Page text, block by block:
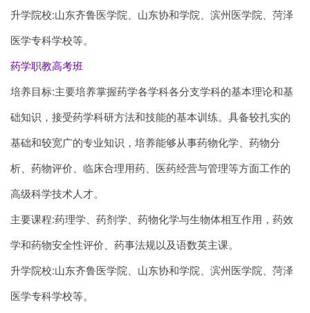
升学院校:山东齐鲁医学院、山东协和学院、滨州医学院、菏泽
医学专科学校等。
药学职教高考班
培养目标:主要培养掌握药学各学科各分支学科的基本理论和基
础知识，接受药学科研方法和技能的基本训练。具备较扎实的
基础和较宽广的专业知识，培养能够从事药物化学、药物分
析、药物评价、临床合理用药、医药经营与管理等方面工作的
高级科学技术人才。
主要课程:药理学、药剂学、药物化学与生物体相互作用，药效
学和药物安全性评价、药事法规以及语数英主课。
升学院校:山东齐鲁医学院、山东协和学院、滨州医学院、菏泽
医学专科学校等。